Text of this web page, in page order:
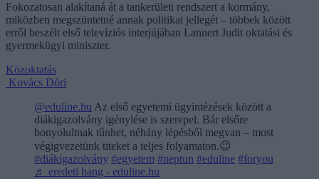
Fokozatosan alakítaná át a tankerületi rendszert a kormány,
miközben megszüntetné annak politikai jellegét – többek között
erről beszélt első televíziós interjújában Lannert Judit oktatási és
gyermekügyi miniszter.
Közoktatás
Kovács Dóri
@eduline.hu Az első egyetemi ügyintézések között a
diákigazolvány igénylése is szerepel. Bár elsőre
bonyolultnak tűnhet, néhány lépésből megvan – most
végigvezetünk titeket a teljes folyamaton.😉
#diákigazolvány #egyetem #neptun #eduline #foryou
♬ eredeti hang - eduline.hu